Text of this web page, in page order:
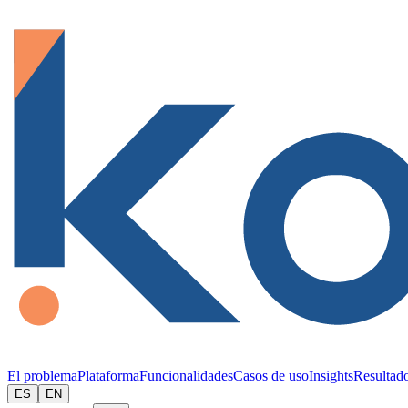
El problemaPlataformaFuncionalidadesCasos de usoInsights
ES EN